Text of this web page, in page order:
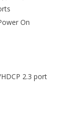
On
2.3 port